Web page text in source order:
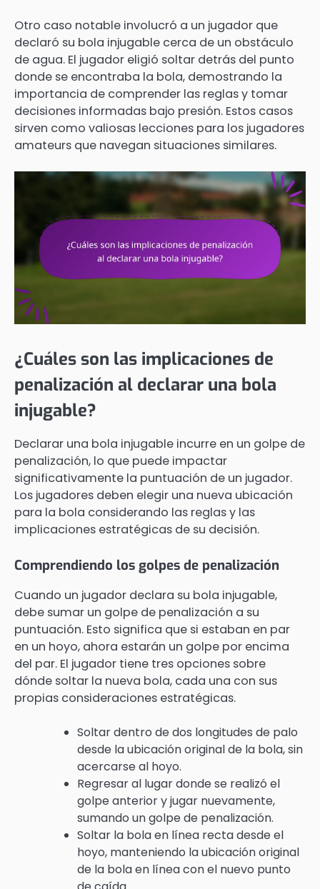
Otro caso notable involucró a un jugador que
declaró su bola injugable cerca de un obstáculo
de agua. El jugador eligió soltar detrás del punto
donde se encontraba la bola, demostrando la
importancia de comprender las reglas y tomar
decisiones informadas bajo presión. Estos casos
sirven como valiosas lecciones para los jugadores
amateurs que navegan situaciones similares.
¿Cuáles son las implicaciones de
penalización al declarar una bola
injugable?
Declarar una bola injugable incurre en un golpe de
penalización, lo que puede impactar
significativamente la puntuación de un jugador.
Los jugadores deben elegir una nueva ubicación
para la bola considerando las reglas y las
implicaciones estratégicas de su decisión.
Comprendiendo los golpes de penalización
Cuando un jugador declara su bola injugable,
debe sumar un golpe de penalización a su
puntuación. Esto significa que si estaban en par
en un hoyo, ahora estarán un golpe por encima
del par. El jugador tiene tres opciones sobre
dónde soltar la nueva bola, cada una con sus
propias consideraciones estratégicas.
Soltar dentro de dos longitudes de palo
desde la ubicación original de la bola, sin
acercarse al hoyo.
Regresar al lugar donde se realizó el
golpe anterior y jugar nuevamente,
sumando un golpe de penalización.
Soltar la bola en línea recta desde el
hoyo, manteniendo la ubicación original
de la bola en línea con el nuevo punto